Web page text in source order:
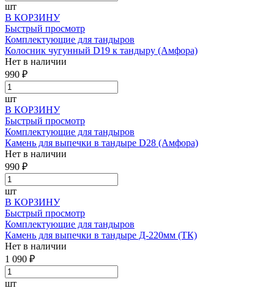
шт
В КОРЗИНУ
Быстрый просмотр
Комплектующие для тандыров
Колосник чугунный D19 к тандыру (Амфора)
Нет в наличии
990 ₽
шт
В КОРЗИНУ
Быстрый просмотр
Комплектующие для тандыров
Камень для выпечки в тандыре D28 (Амфора)
Нет в наличии
990 ₽
шт
В КОРЗИНУ
Быстрый просмотр
Комплектующие для тандыров
Камень для выпечки в тандыре Д-220мм (ТК)
Нет в наличии
1 090 ₽
шт